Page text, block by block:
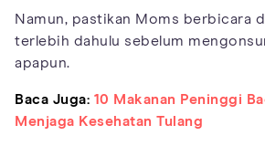
Namun, pastikan Moms berbicara
terlebih dahulu sebelum
apapun.
Baca Juga: 10 Makanan Peninggi
Menjaga Kesehatan Tulang